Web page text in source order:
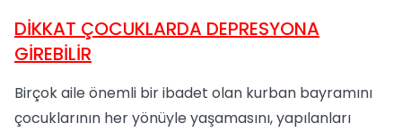
DİKKAT ÇOCUKLARDA DEPRESYONA
GİREBİLİR
Birçok aile önemli bir ibadet olan kurban bayramını
çocuklarının her yönüyle yaşamasını, yapılanları